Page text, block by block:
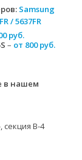
Samsung
/ 5637FR
руб.
– от 800 руб.
в нашем
B-4